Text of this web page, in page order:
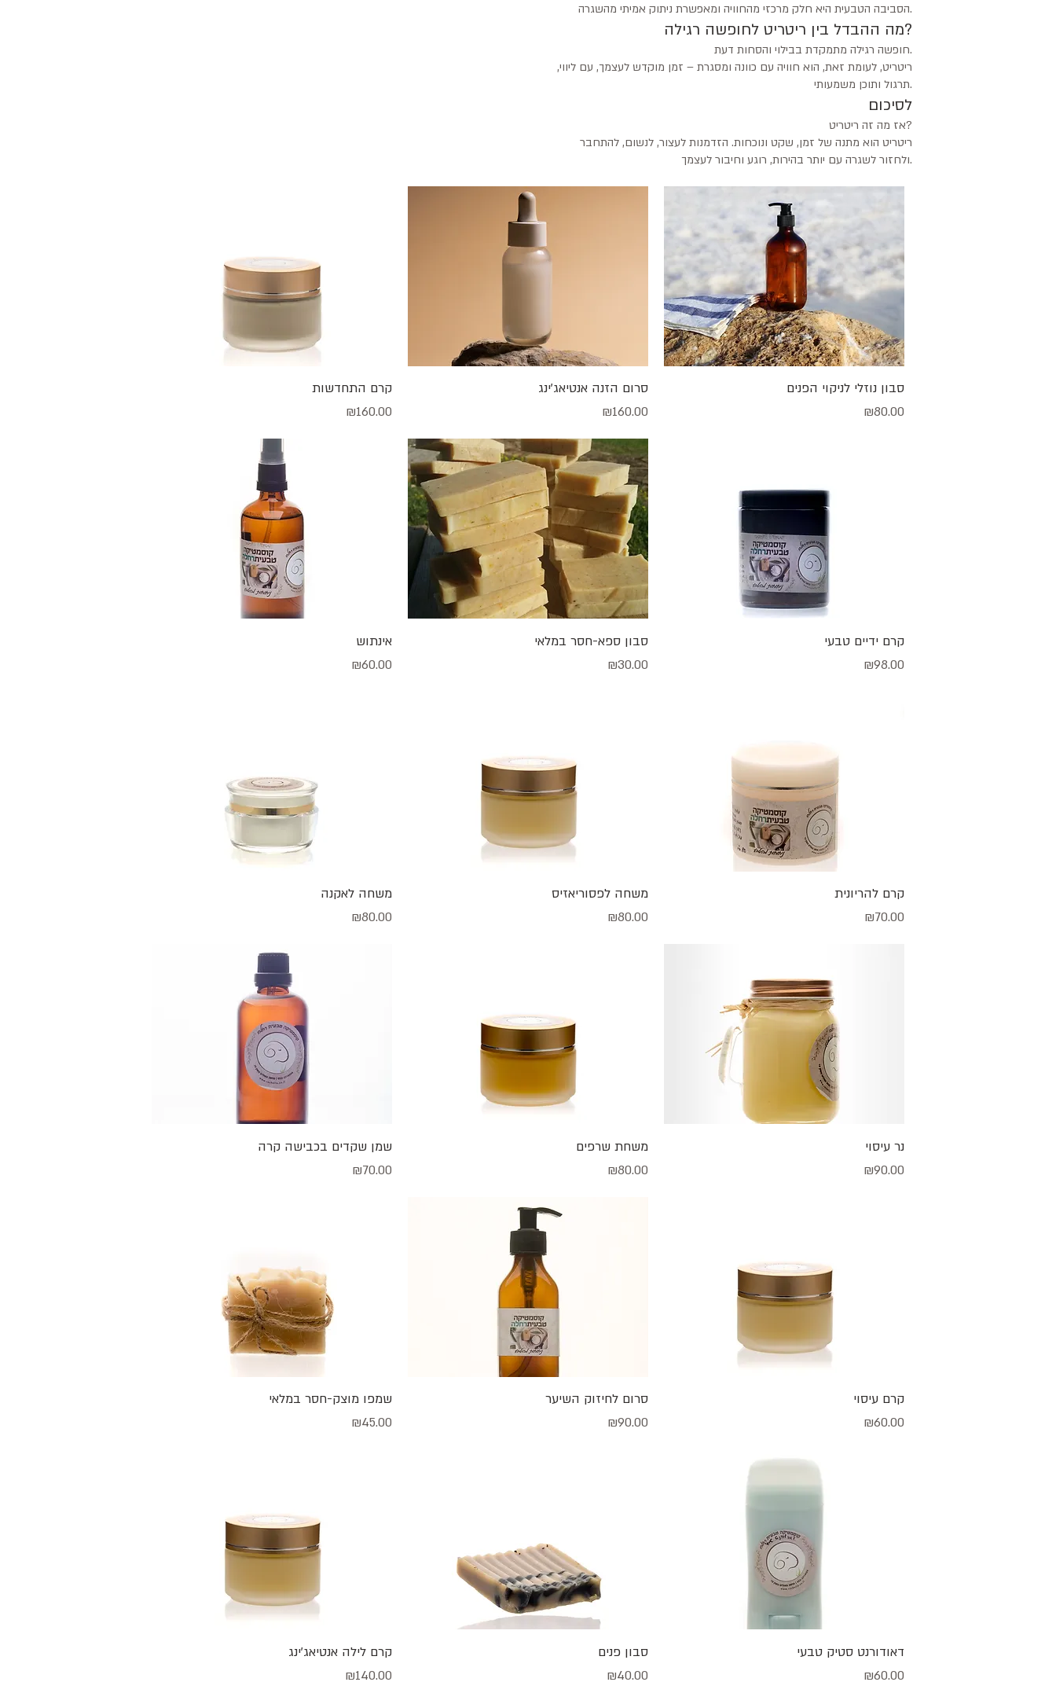
הסביבה הטבעית היא חלק מרכזי מהחוויה ומאפשרת ניתוק אמיתי מהשגרה.
מה ההבדל בין ריטריט לחופשה רגילה?
חופשה רגילה מתמקדת בבילוי והסחות דעת.
ריטריט, לעומת זאת, הוא חוויה עם כוונה ומסגרת – זמן מוקדש לעצמך, עם ליווי,
תרגול ותוכן משמעותי.
לסיכום
אז מה זה ריטריט?
ריטריט הוא מתנה של זמן, שקט ונוכחות. הזדמנות לעצור, לנשום, להתחבר
ולחזור לשגרה עם יותר בהירות, רוגע וחיבור לעצמך.
תצוגה מהירהסבון נוזלי לניקוי הפנים
מחיר
₪80.00
תצוגה מהירהסרום הזנה אנטיאג'ינג
מחיר
₪160.00
קרם התחדשות
מחיר
₪160.00
קרם ידיים טבעי
מחיר
₪98.00
תצוגה מהירהסבון ספא-חסר במלאי
מחיר
₪30.00
אינתוש
מחיר
₪60.00
קרם להריונית
מחיר
₪70.00
תצוגה מהירהמשחה לפסוריאזיס
מחיר
₪80.00
משחה לאקנה
מחיר
₪80.00
נר עיסוי
מחיר
₪90.00
משחת שרפים
מחיר
₪80.00
תצוגה מהירה
שמן שקדים בכבישה קרה
מחיר
₪70.00
קרם עיסוי
מחיר
₪60.00
תצוגה מהירהסרום לחיזוק השיער
מחיר
₪90.00
תצוגה מהירה
שמפו מוצק-חסר במלאי
מחיר
₪45.00
תצוגה מהירהדאודורנט סטיק טבעי
מחיר
₪60.00
סבון פנים
מחיר
₪40.00
תצוגה מהירהקרם לילה אנטיאג'ינג
מחיר
₪140.00